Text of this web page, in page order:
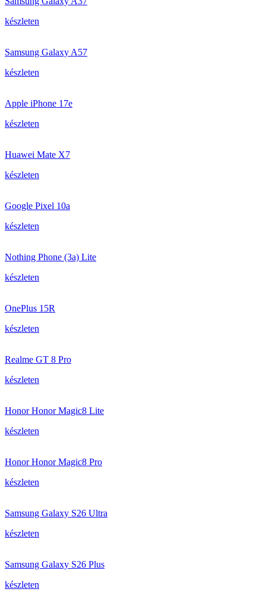
készleten
Samsung Galaxy A57
készleten
Apple iPhone 17e
készleten
Huawei Mate X7
készleten
Google Pixel 10a
készleten
Nothing Phone (3a) Lite
készleten
OnePlus 15R
készleten
Realme GT 8 Pro
készleten
Honor Honor Magic8 Lite
készleten
Honor Honor Magic8 Pro
készleten
Samsung Galaxy S26 Ultra
készleten
Samsung Galaxy S26 Plus
készleten